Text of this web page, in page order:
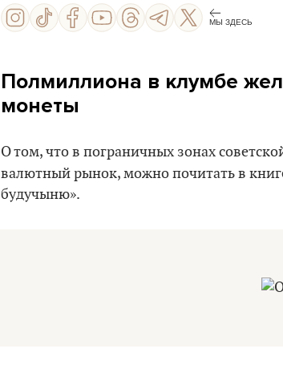
МЫ ЗДЕСЬ
Полмиллиона в клумбе
монеты
О том, что в пограничных зонах
валютный рынок, можно почитать в
будучыню».